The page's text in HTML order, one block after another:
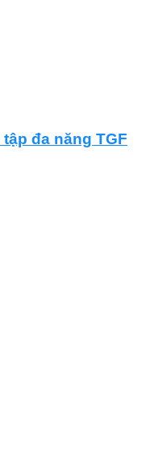
tập đa năng TGF